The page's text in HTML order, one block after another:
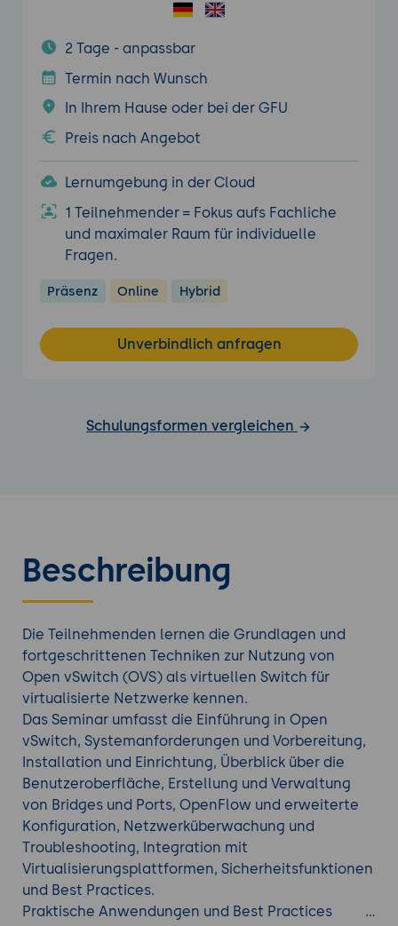
2 Tage - anpassbar
Termin nach Wunsch
In Ihrem Hause oder bei der GFU
Preis nach Angebot
Lernumgebung in der Cloud
1 Teilnehmender = Fokus aufs Fachliche
und maximaler Raum für individuelle
Fragen.
Präsenz Online Hybrid
Unverbindlich anfragen
Schulungsformen vergleichen
Beschreibung
Die Teilnehmenden lernen die Grundlagen und
fortgeschrittenen Techniken zur Nutzung von
Open vSwitch (OVS) als virtuellen Switch für
virtualisierte Netzwerke kennen.
Das Seminar umfasst die Einführung in Open
vSwitch, Systemanforderungen und Vorbereitung,
Installation und Einrichtung, Überblick über die
Benutzeroberfläche, Erstellung und Verwaltung
von Bridges und Ports, OpenFlow und erweiterte
Konfiguration, Netzwerküberwachung und
Troubleshooting, Integration mit
Virtualisierungsplattformen, Sicherheitsfunktionen
und Best Practices.
Praktische Anwendungen und Best Practices